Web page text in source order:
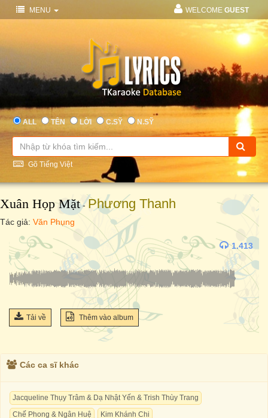
MENU WELCOME GUEST
ALL TÊN LỜI C.SỸ N.SỸ
Gõ Tiếng Việt
Xuân Họp Mặt-Phương Thanh
Tác giả: Văn Phụng
1.413
Tải về Thêm vào album
Các ca sĩ khác
Jacqueline Thụy Trâm & Dạ Nhật Yến & Trish Thùy Trang
Chế Phong & Ngân Huệ
Kim Khánh Chi